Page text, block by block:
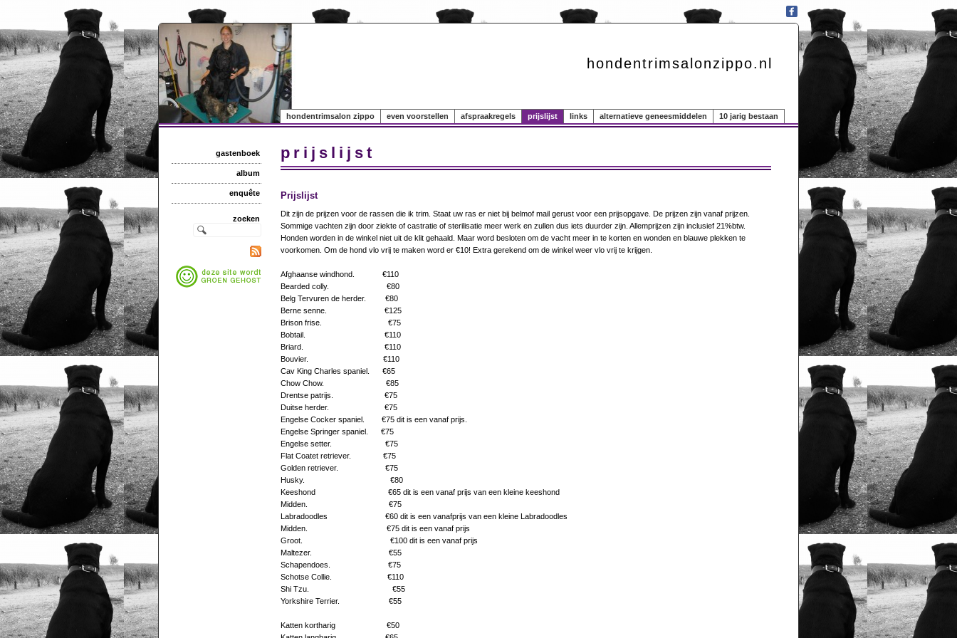
hondentrimsalonzippo.nl
hondentrimsalon zippo even voorstellen afspraakregels prijslijst links alternatieve geneesmiddelen 10 jarig bestaan
gastenboek
album
enquête
zoeken
prijslijst
Prijslijst
Dit zijn de prijzen voor de rassen die ik trim. Staat uw ras er niet bij belmof mail gerust voor een prijsopgave. De prijzen zijn vanaf prijzen.
Sommige vachten zijn door ziekte of castratie of sterilisatie meer werk en zullen dus iets duurder zijn. Allemprijzen zijn inclusief 21%btw.
Honden worden in de winkel niet uit de klit gehaald. Maar word besloten om de vacht meer in te korten en wonden en blauwe plekken te
voorkomen. Om de hond vlo vrij te maken word er €10! Extra gerekend om de winkel weer vlo vrij te krijgen.
Afghaanse windhond. €110
Bearded colly. €80
Belg Tervuren de herder. €80
Berne senne. €125
Brison frise. €75
Bobtail. €110
Briard. €110
Bouvier. €110
Cav King Charles spaniel. €65
Chow Chow. €85
Drentse patrijs. €75
Duitse herder. €75
Engelse Cocker spaniel. €75 dit is een vanaf prijs.
Engelse Springer spaniel. €75
Engelse setter. €75
Flat Coatet retriever. €75
Golden retriever. €75
Husky. €80
Keeshond €65 dit is een vanaf prijs van een kleine keeshond
Midden. €75
Labradoodles €60 dit is een vanafprijs van een kleine Labradoodles
Midden. €75 dit is een vanaf prijs
Groot. €100 dit is een vanaf prijs
Maltezer. €55
Schapendoes. €75
Schotse Collie. €110
Shi Tzu. €55
Yorkshire Terrier. €55
Katten kortharig €50